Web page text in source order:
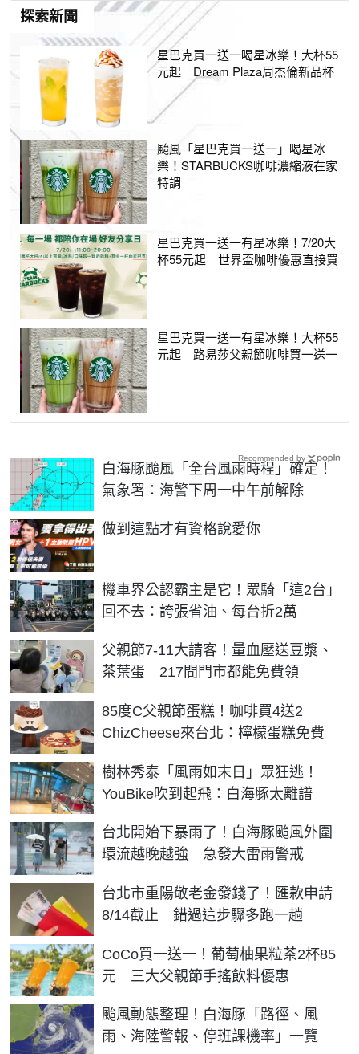
探索新聞
星巴克買一送一喝星冰樂！大杯55
元起 Dream Plaza周杰倫新品杯
颱風「星巴克買一送一」喝星冰
樂！STARBUCKS咖啡濃縮液在家
特調
星巴克買一送一有星冰樂！7/20大
杯55元起 世界盃咖啡優惠直接買
星巴克買一送一有星冰樂！大杯55
元起 路易莎父親節咖啡買一送一
白海豚颱風「全台風雨時程」確定！
氣象署：海警下周一中午前解除
做到這點才有資格說愛你
PR
機車界公認霸主是它！眾騎「這2台」
回不去：誇張省油、每台折2萬
父親節7-11大請客！量血壓送豆漿、
茶葉蛋 217間門市都能免費領
85度C父親節蛋糕！咖啡買4送2
ChizCheese來台北：檸檬蛋糕免費
樹林秀泰「風雨如末日」眾狂逃！
YouBike吹到起飛：白海豚太離譜
台北開始下暴雨了！白海豚颱風外圍
環流越晚越強 急發大雷雨警戒
台北市重陽敬老金發錢了！匯款申請
8/14截止 錯過這步驟多跑一趟
CoCo買一送一！葡萄柚果粒茶2杯85
元 三大父親節手搖飲料優惠
颱風動態整理！白海豚「路徑、風
雨、海陸警報、停班課機率」一覽
Recommended by